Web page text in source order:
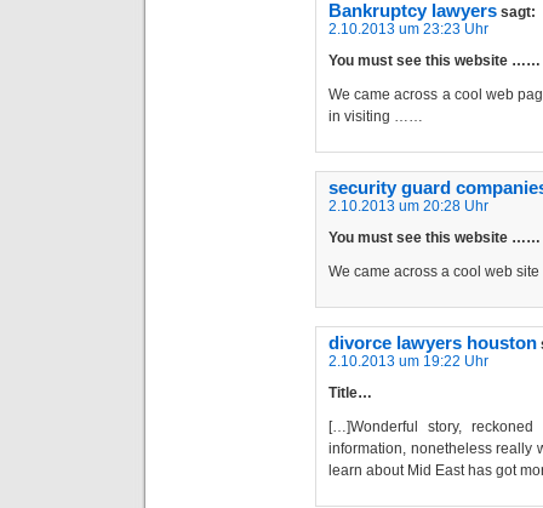
Bankruptcy lawyers sagt:
2.10.2013 um 23:23 Uhr
You must see this website ……
We came across a cool web
in visiting ……
security guard
2.10.2013 um 20:28 Uhr
You must see this website ……
We came across a cool web
divorce lawyers houston
2.10.2013 um 19:22 Uhr
Title…
[…]Wonderful story,
information, nonetheless really
learn about Mid East has got